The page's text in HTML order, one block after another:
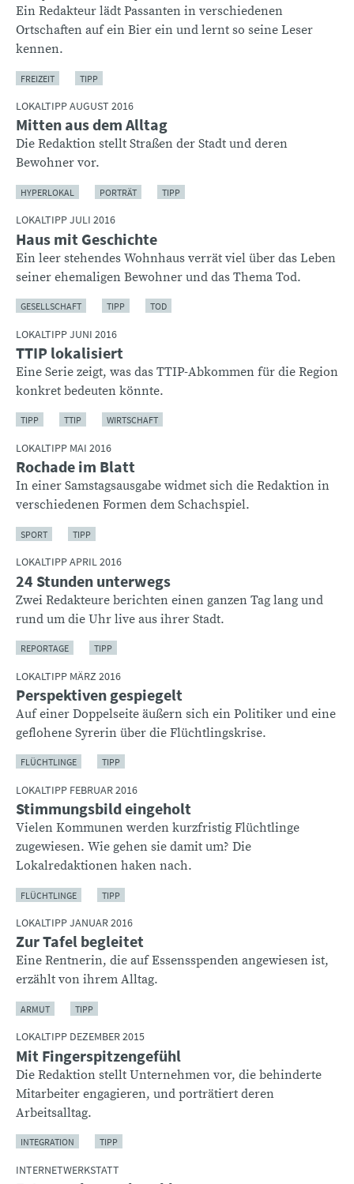
Ein Redakteur lädt Passanten in verschiedenen
Ortschaften auf ein Bier ein und lernt so seine Leser
kennen.
FREIZEIT TIPP
LOKALTIPP AUGUST 2016
Mitten aus dem Alltag
Die Redaktion stellt Straßen der Stadt und deren
Bewohner vor.
HYPERLOKAL PORTRÄT TIPP
LOKALTIPP JULI 2016
Haus mit Geschichte
Ein leer stehendes Wohnhaus verrät viel über das Leben
seiner ehemaligen Bewohner und das Thema Tod.
GESELLSCHAFT TIPP TOD
LOKALTIPP JUNI 2016
TTIP lokalisiert
Eine Serie zeigt, was das TTIP-Abkommen für die Region
konkret bedeuten könnte.
TIPP TTIP WIRTSCHAFT
LOKALTIPP MAI 2016
Rochade im Blatt
In einer Samstagsausgabe widmet sich die Redaktion in
verschiedenen Formen dem Schachspiel.
SPORT TIPP
LOKALTIPP APRIL 2016
24 Stunden unterwegs
Zwei Redakteure berichten einen ganzen Tag lang und
rund um die Uhr live aus ihrer Stadt.
REPORTAGE TIPP
LOKALTIPP MÄRZ 2016
Perspektiven gespiegelt
Auf einer Doppelseite äußern sich ein Politiker und eine
geflohene Syrerin über die Flüchtlingskrise.
FLÜCHTLINGE TIPP
LOKALTIPP FEBRUAR 2016
Stimmungsbild eingeholt
Vielen Kommunen werden kurzfristig Flüchtlinge
zugewiesen. Wie gehen sie damit um? Die
Lokalredaktionen haken nach.
FLÜCHTLINGE TIPP
LOKALTIPP JANUAR 2016
Zur Tafel begleitet
Eine Rentnerin, die auf Essensspenden angewiesen ist,
erzählt von ihrem Alltag.
ARMUT TIPP
LOKALTIPP DEZEMBER 2015
Mit Fingerspitzengefühl
Die Redaktion stellt Unternehmen vor, die behinderte
Mitarbeiter engagieren, und porträtiert deren
Arbeitsalltag.
INTEGRATION TIPP
INTERNETWERKSTATT